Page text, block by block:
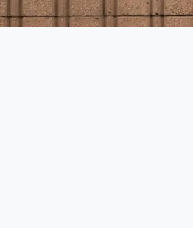
Quelle
propose